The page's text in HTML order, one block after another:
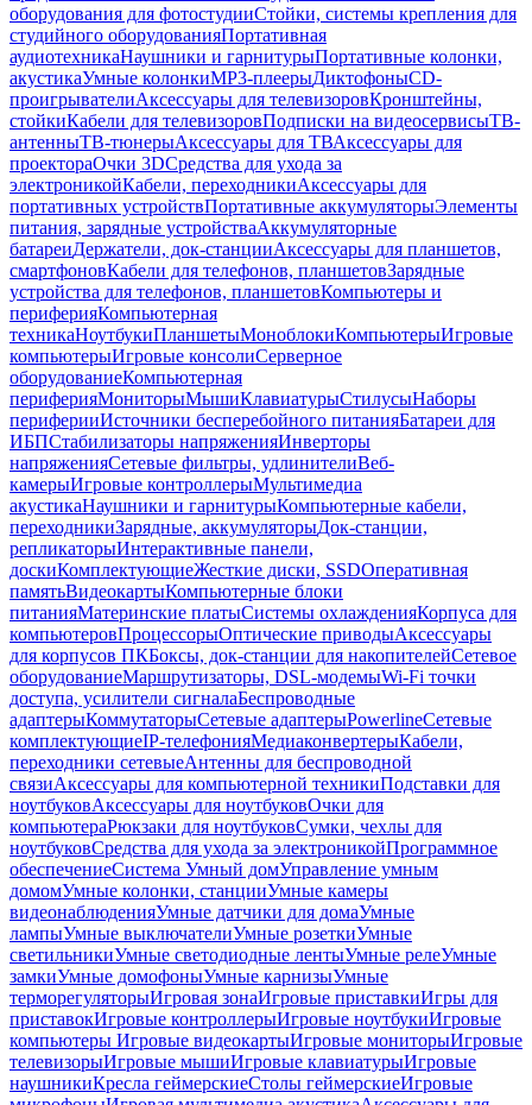
оборудования для фотостудииСтойки, системы крепления для
студийного оборудованияПортативная
аудиотехникаНаушники и гарнитурыПортативные колонки,
акустикаУмные колонкиMP3-плеерыДиктофоныCD-
проигрывателиАксессуары для телевизоровКронштейны,
стойкиКабели для телевизоровПодписки на видеосервисыТВ-
антенныТВ-тюнерыАксессуары для ТВАксессуары для
проектораОчки 3DСредства для ухода за
электроникойКабели, переходникиАксессуары для
портативных устройствПортативные аккумуляторыЭлементы
питания, зарядные устройстваАккумуляторные
батареиДержатели, док-станцииАксессуары для планшетов,
смартфоновКабели для телефонов, планшетовЗарядные
устройства для телефонов, планшетовКомпьютеры и
периферияКомпьютерная
техникаНоутбукиПланшетыМоноблокиКомпьютерыИгровые
компьютерыИгровые консолиСерверное
оборудованиеКомпьютерная
периферияМониторыМышиКлавиатурыСтилусыНаборы
периферииИсточники бесперебойного питанияБатареи для
ИБПСтабилизаторы напряженияИнверторы
напряженияСетевые фильтры, удлинителиВеб-
камерыИгровые контроллерыМультимедиа
акустикаНаушники и гарнитурыКомпьютерные кабели,
переходникиЗарядные, аккумуляторыДок-станции,
репликаторыИнтерактивные панели,
доскиКомплектующиеЖесткие диски, SSDОперативная
памятьВидеокартыКомпьютерные блоки
питанияМатеринские платыСистемы охлажденияКорпуса для
компьютеровПроцессорыОптические приводыАксессуары
для корпусов ПКБоксы, док-станции для накопителейСетевое
оборудованиеМаршрутизаторы, DSL-модемыWi-Fi точки
доступа, усилители сигналаБеспроводные
адаптерыКоммутаторыСетевые адаптерыPowerlineСетевые
комплектующиеIP-телефонияМедиаконвертерыКабели,
переходники сетевыеАнтенны для беспроводной
связиАксессуары для компьютерной техникиПодставки для
ноутбуковАксессуары для ноутбуковОчки для
компьютераРюкзаки для ноутбуковСумки, чехлы для
ноутбуковСредства для ухода за электроникойПрограммное
обеспечениеСистема Умный домУправление умным
домомУмные колонки, станцииУмные камеры
видеонаблюденияУмные датчики для домаУмные
лампыУмные выключателиУмные розеткиУмные
светильникиУмные светодиодные лентыУмные релеУмные
замкиУмные домофоныУмные карнизыУмные
терморегуляторыИгровая зонаИгровые приставкиИгры для
приставокИгровые контроллерыИгровые ноутбукиИгровые
компьютеры Игровые видеокартыИгровые мониторыИгровые
телевизорыИгровые мышиИгровые клавиатурыИгровые
наушникиКресла геймерскиеСтолы геймерскиеИгровые